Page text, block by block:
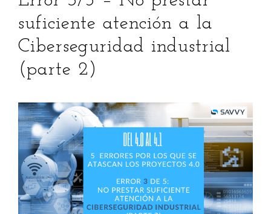
suficiente atención a la
Ciberseguridad industrial
(parte 2)